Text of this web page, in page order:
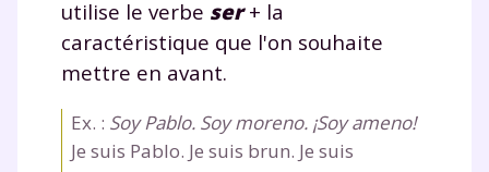
utilise le verbe ser+ la
caractéristique que l'on souhaite
mettre en avant.
Ex. : Soy Pablo. Soy moreno. ¡Soy ameno!
Je suis Pablo. Je suis brun. Je suis